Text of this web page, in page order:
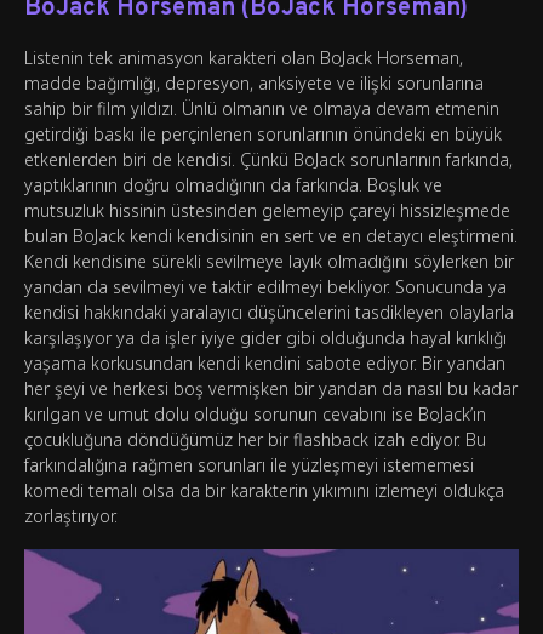
BoJack Horseman (BoJack Horseman)
Listenin tek animasyon karakteri olan BoJack Horseman,
madde bağımlığı, depresyon, anksiyete ve ilişki sorunlarına
sahip bir film yıldızı. Ünlü olmanın ve olmaya devam etmenin
getirdiği baskı ile perçinlenen sorunlarının önündeki en büyük
etkenlerden biri de kendisi. Çünkü BoJack sorunlarının farkında,
yaptıklarının doğru olmadığının da farkında. Boşluk ve
mutsuzluk hissinin üstesinden gelemeyip çareyi hissizleşmede
bulan BoJack kendi kendisinin en sert ve en detaycı eleştirmeni.
Kendi kendisine sürekli sevilmeye layık olmadığını söylerken bir
yandan da sevilmeyi ve taktir edilmeyi bekliyor. Sonucunda ya
kendisi hakkındaki yaralayıcı düşüncelerini tasdikleyen olaylarla
karşılaşıyor ya da işler iyiye gider gibi olduğunda hayal kırıklığı
yaşama korkusundan kendi kendini sabote ediyor. Bir yandan
her şeyi ve herkesi boş vermişken bir yandan da nasıl bu kadar
kırılgan ve umut dolu olduğu sorunun cevabını ise BoJack’ın
çocukluğuna döndüğümüz her bir flashback izah ediyor. Bu
farkındalığına rağmen sorunları ile yüzleşmeyi istememesi
komedi temalı olsa da bir karakterin yıkımını izlemeyi oldukça
zorlaştırıyor.